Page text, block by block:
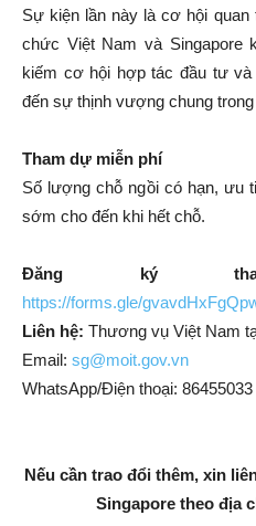
Sự kiện lần này là cơ hội quan
chức Việt Nam và Singapore
kiếm cơ hội hợp tác đầu tư
đến sự thịnh vượng chung
Tham dự miễn phí
Số lượng chỗ ngồi có hạn, ưu
sớm cho đến khi hết chỗ.
Đăng ký
https://forms.gle/
Liên hệ: Thương vụ Việt Nam
Email: sg@moit.gov.vn
WhatsApp/Điện thoại: 86455033
Nếu cần trao đổi thêm, xin
Singapore theo địa